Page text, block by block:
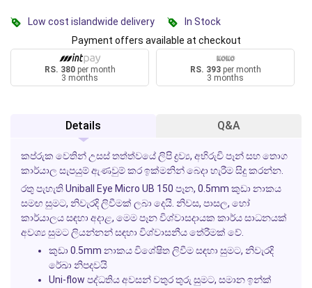
Low cost islandwide delivery
In Stock
Payment offers available at checkout
RS. 380per month
3 months
RS. 393per month
3 months
Details Q&A
කප්රුක වෙතින් උසස් තත්ත්වයේ ලිපි ද්‍රව්‍ය, අභිරුචි පෑන් සහ තොග
කාර්යාල සැපයුම් ඇණවුම් කර ඉක්මනින් බෙදා හැරීම සිදු කරන්න.
රතු පැහැති Uniball Eye Micro UB 150 පෑන, 0.5mm කුඩා නාකය
සමඟ සුමට, නිවැරදි ලිවීමක් ලබා දෙයි. නිවස, පාසල, හෝ
කාර්යාලය සඳහා අදාළ, මෙම පෑන විශ්වාසදායක කාර්ය සාධනයක්
අවශ්‍ය සුමට ලියන්නන් සඳහා විශ්වාසනීය තේරීමක් වේ.
කුඩා 0.5mm නාකය විශේෂිත ලිවීම සඳහා සුමට, නිවැරදි
රේඛා නිපදවයි
Uni-flow පද්ධතිය අවසන් වතුර තුරු සුමට, සමාන ඉන්ක්